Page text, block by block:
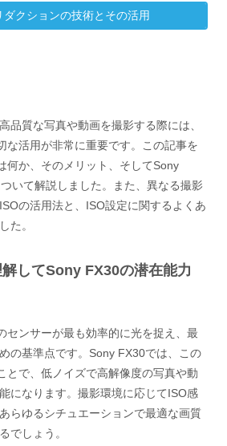
ダクションの技術とその活用
品質な写真や動画を撮影する際には、
な活用が非常に重要です。この記事を
何か、そのメリット、そしてSony
いて解説しました。また、異なる撮影
の活用法と、ISO設定に関するよくあ
た。
してSony FX30の潜在能力
センサーが最も効率的に光を捉え、最
の基準点です。Sony FX30では、この
とで、低ノイズで高解像度の写真や動
になります。撮影環境に応じてISO感
らゆるシチュエーションで最適な画質
でしょう。